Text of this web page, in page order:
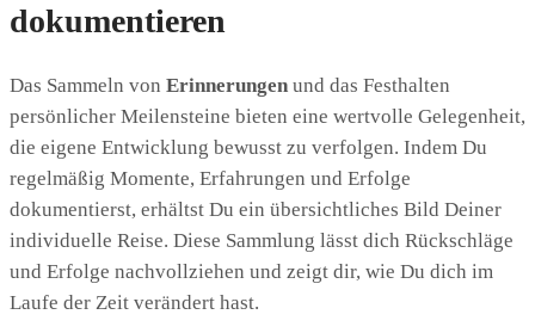
dokumentieren
Das Sammeln von Erinnerungen und das Festhalten
persönlicher Meilensteine bieten eine wertvolle Gelegenheit,
die eigene Entwicklung bewusst zu verfolgen. Indem Du
regelmäßig Momente, Erfahrungen und Erfolge
dokumentierst, erhältst Du ein übersichtliches Bild Deiner
individuelle Reise. Diese Sammlung lässt dich Rückschläge
und Erfolge nachvollziehen und zeigt dir, wie Du dich im
Laufe der Zeit verändert hast.